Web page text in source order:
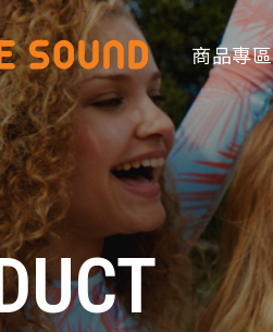
商品分類查詢
商品專區